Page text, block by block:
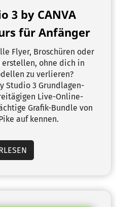
3 by CANVA
für Anfänger
Flyer, Broschüren oder
ohne dich in
zu verlieren?
Studio 3 Grundlagen-
Live-Online-
Grafik-Bundle von
auf kennen.